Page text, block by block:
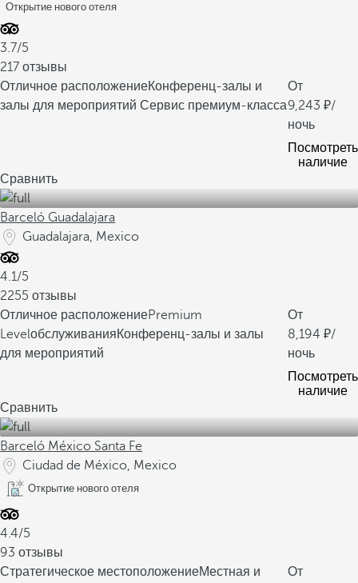
Открытие нового отеля
3.7/5
217 отзывы
Отличное расположениеКонференц-залы и
залы для мероприятий Сервис премиум-класса
От
9,243
/
ночь
Посмотреть
наличие
Сравнить
Barceló Guadalajara
Guadalajara, Mexico
4.1/5
2255 отзывы
Отличное расположениеPremium
LevelобслуживанияКонференц-залы и залы
для мероприятий
От
8,194
/
ночь
Посмотреть
наличие
Сравнить
Barceló México Santa Fe
Ciudad de México, Mexico
Открытие нового отеля
4.4/5
93 отзывы
Стратегическое местоположениеМестная и
От